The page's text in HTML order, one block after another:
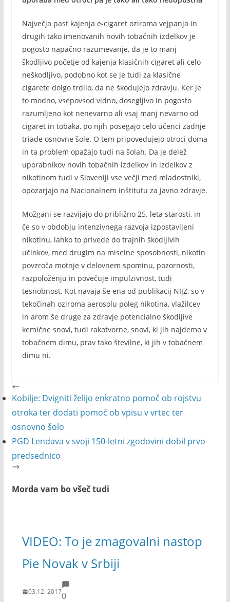
Največja past kajenja e-cigaret oziroma vejpanja in
drugih tako imenovanih novih tobačnih izdelkov je
pogosto napačno razumevanje, da je to manj
škodljivo početje od kajenja klasičnih cigaret ali celo
neškodljivo, podobno kot se je tudi za klasične
cigarete dolgo trdilo, da ne škodujejo zdravju. Ker je
to modno, vsepovsod vidno, dosegljivo in pogosto
razumljeno kot nenevarno ali vsaj manj nevarno od
cigaret in tobaka, po njih posegajo celo učenci zadnje
triade osnovne šole. O tem pripovedujejo otroci doma
in ta problem opažajo tudi na šolah. Da je delež
uporabnikov novih tobačnih izdelkov in izdelkov z
nikotinom tudi v Sloveniji vse večji med mladostniki,
opozarjajo na Nacionalnem inštitutu za javno zdravje.
Možgani se razvijajo do približno 25. leta starosti, in
če so v obdobju intenzivnega razvoja izpostavljeni
nikotinu, lahko to privede do trajnih škodljivih
učinkov, med drugim na miselne sposobnosti, nikotin
povzroča motnje v delovnem spominu, pozornosti,
razpoloženju in povečuje impulzivnost, tudi
tesnobnost. Kot navaja še ena od publikacij NIJZ, so v
tekočinah oziroma aerosolu poleg nikotina, vlažilcev
in arom še druge za zdravje potencialno škodljive
kemične snovi, tudi rakotvorne, snovi, ki jih najdemo v
tobačnem dimu, prav tako številne, ki jih v tobačnem
dimu ni.
Kobilje: Dvigniti želijo enkratno pomoč ob rojstvu
otroka ter dodati pomoč ob vpisu v vrtec ter
osnovno šolo
PGD Lendava v svoji 150-letni zgodovini dobil prvo
predsednico
Morda vam bo všeč tudi
VIDEO: To je zmagovalni nastop
Pie Novak v Srbiji
03.12. 20170